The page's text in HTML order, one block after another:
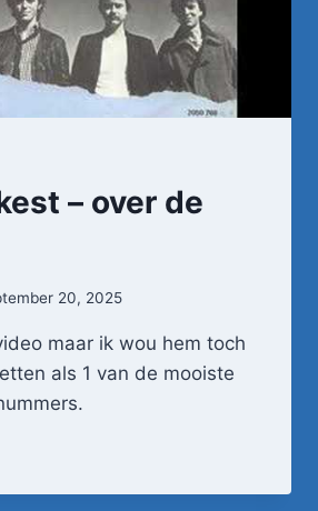
– over de
20, 2025
maar ik wou hem toch
als 1 van de mooiste